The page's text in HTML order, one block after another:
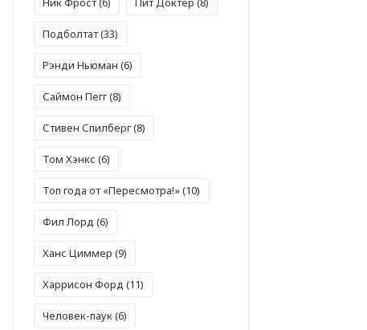
Подболтат(33)
Рэнди Ньюман (6)
Саймон Пегг(8)
Стивен Спилберг(8)
Том Хэнкс (6)
Топ года от «Пересмотра!»(10)
Фил Лорд (6)
Ханс Циммер (9)
Харрисон Форд (11)
Человек-паук(6)